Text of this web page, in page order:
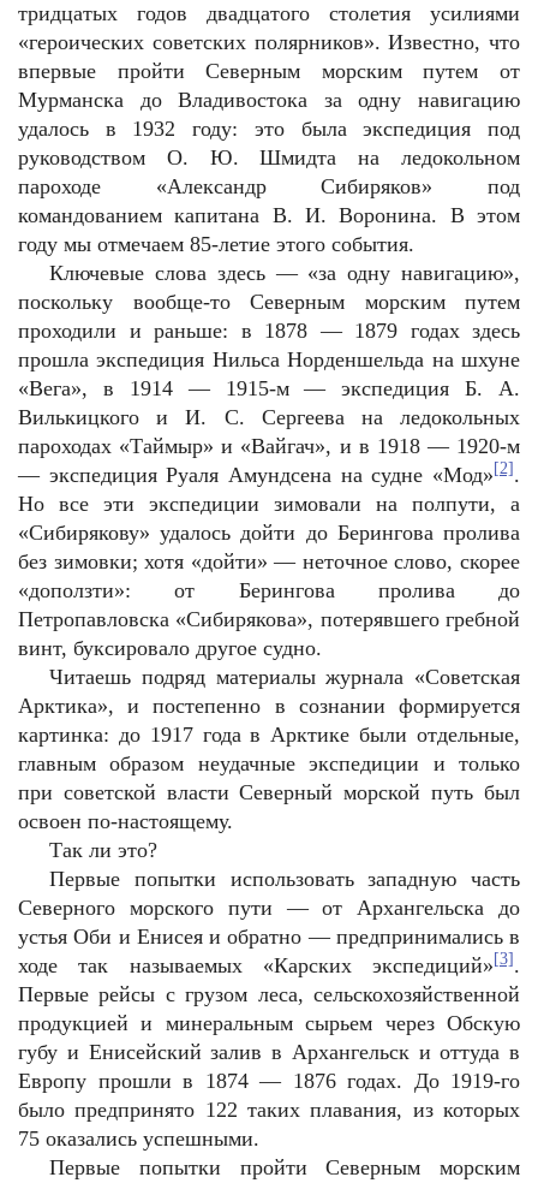
тридцатых годов двадцатого столетия усилиями
«героических советских полярников». Известно, что
впервые пройти Северным морским путем от
Мурманска до Владивостока за одну навигацию
удалось в 1932 году: это была экспедиция под
руководством О. Ю. Шмидта на ледокольном
пароходе «Александр Сибиряков» под
командованием капитана В. И. Воронина. В этом
году мы отмечаем 85-летие этого события.
Ключевые слова здесь — «за одну навигацию»,
поскольку вообще-то Северным морским путем
проходили и раньше: в 1878 — 1879 годах здесь
прошла экспедиция Нильса Норденшельда на шхуне
«Вега», в 1914 — 1915-м — экспедиция Б. А.
Вилькицкого и И. С. Сергеева на ледокольных
пароходах «Таймыр» и «Вайгач», и в 1918 — 1920-м
— экспедиция Руаля Амундсена на судне «Мод» [2] .
Но все эти экспедиции зимовали на полпути, а
«Сибирякову» удалось дойти до Берингова пролива
без зимовки; хотя «дойти» — неточное слово, скорее
«доползти»: от Берингова пролива до
Петропавловска «Сибирякова», потерявшего гребной
винт, буксировало другое судно.
Читаешь подряд материалы журнала «Советская
Арктика», и постепенно в сознании формируется
картинка: до 1917 года в Арктике были отдельные,
главным образом неудачные экспедиции и только
при советской власти Северный морской путь был
освоен по-настоящему.
Так ли это?
Первые попытки использовать западную часть
Северного морского пути — от Архангельска до
устья Оби и Енисея и обратно — предпринимались в
ходе так называемых «Карских экспедиций» [3] .
Первые рейсы с грузом леса, сельскохозяйственной
продукцией и минеральным сырьем через Обскую
губу и Енисейский залив в Архангельск и оттуда в
Европу прошли в 1874 — 1876 годах. До 1919-го
было предпринято 122 таких плавания, из которых
75 оказались успешными.
Первые попытки пройти Северным морским